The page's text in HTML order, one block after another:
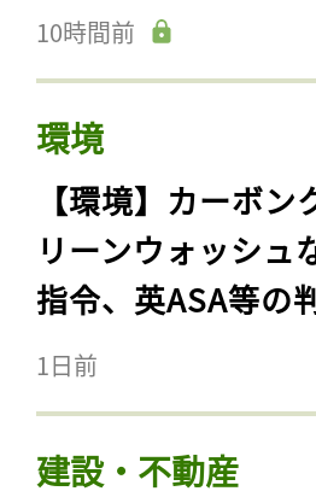
10時間前
環境
【環境】カーボ
リーンウォッシュ
指令、英ASA等の
1日前
建設・不動産